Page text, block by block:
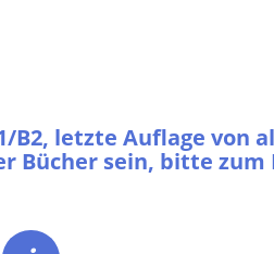
letzte Auflage von
Bücher sein, bitte